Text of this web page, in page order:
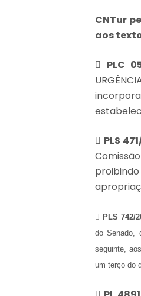
CNTur
aos
 PLC
 PLS
 PLS 742/
do Senado,
seguinte,
um terço do